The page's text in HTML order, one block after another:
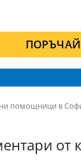
ПОРЪЧАЙ
помощници в
от